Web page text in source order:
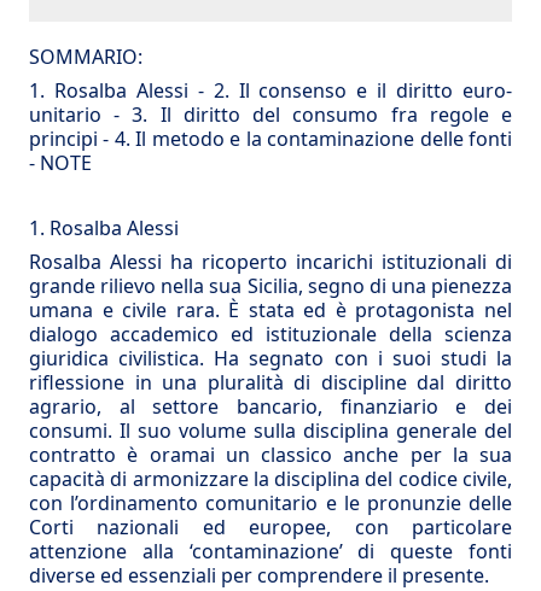
SOMMARIO:
1. Rosalba Alessi - 2. Il consenso e il diritto euro-
unitario -3. Il diritto del consumo fra regole e
principi - 4. Il metodo e la contaminazione delle fonti
- NOTE
1. Rosalba Alessi
Rosalba Alessi ha ricoperto incarichi istituzionali di
grande rilievo nella sua Sicilia, segno di una pienezza
umana e civile rara. È stata ed è protagonista nel
dialogo accademico ed istituzionale della scienza
giuridica civilistica. Ha segnato con i suoi studi la
riflessione in una pluralità di discipline dal diritto
agrario, al settore bancario, finanziario e dei
consumi. Il suo volume sulla disciplina generale del
contratto è oramai un classico anche per la sua
capacità di armonizzare la disciplina del codice civile,
con l’ordinamento comunitario e le pronunzie delle
Corti nazionali ed europee, con particolare
attenzione alla ‘contaminazione’ di queste fonti
diverse ed essenziali per comprendere il presente.